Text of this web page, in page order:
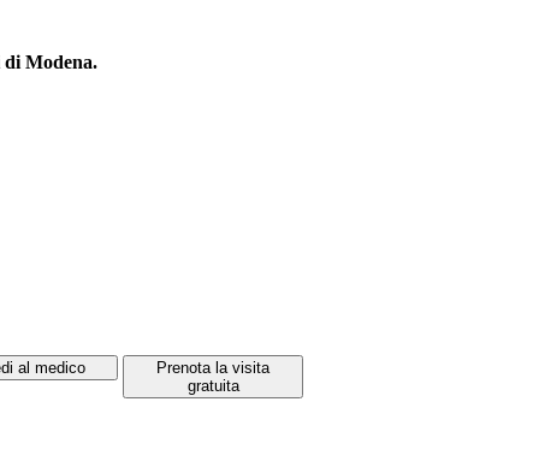
Modena.
al medico
Prenota la visita
gratuita